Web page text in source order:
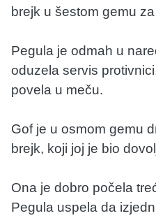
brejk u šestom gemu
Pegula je odmah u
oduzela servis
povela u meču.
Gof je u osmom gemu
brejk, koji joj je bio
Ona je dobro počela
Pegula uspela da